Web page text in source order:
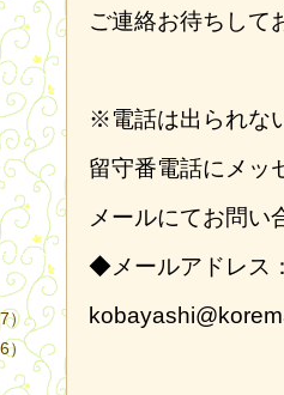
ご連絡お待ちして
※電話は出られな
留守番電話にメッ
メールにてお問い
◆メールアドレス
）
）